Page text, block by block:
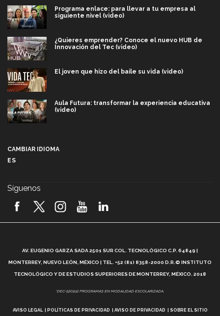
Programa enlace: para llevar a tu empresa al
siguiente nivel (video)
¿Quieres emprender? Conoce el nuevo HUB de
Innovación del Tec (video)
El joven que hizo del baile su vida (video)
Aula Futura: transformar la experiencia educativa
(video)
2026! (video)
¿Cómo es el Modelo Educativo Tec? (video)
Vida Tec: Feminismo e Inteligencia Artificial, Paola
CAMBIAR IDIOMA
ES
Síguenos
AV. EUGENIO GARZA SADA 2501 SUR COL. TECNOLÓGICO C.P. 64849 |
MONTERREY, NUEVO LEÓN, MÉXICO | TEL. +52 (81) 8358-2000 D.R.© INSTITUTO
TECNOLÓGICO Y DE ESTUDIOS SUPERIORES DE MONTERREY, MÉXICO. 2018
*DEC-520912 PROGRAMAS EN MODALIDAD ESCOLARIZADA.
AVISO LEGAL POLÍTICAS DE PRIVACIDAD AVISO DE PRIVACIDAD SOBRE EL SITIO